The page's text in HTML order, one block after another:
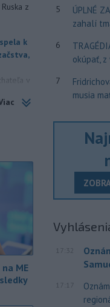
z
k
v
je
SR
v
nehrozí
ME
5
ÚPLNÉ
zahalí
6
okúpať, z
7
musia
17:32
17:17